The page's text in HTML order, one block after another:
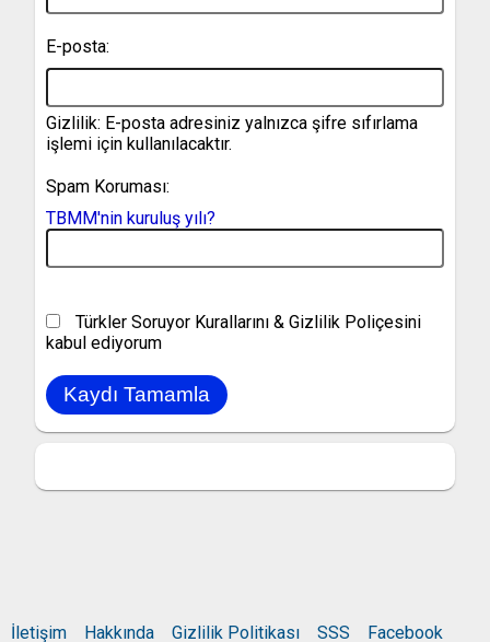
E-posta:
Gizlilik: E-posta adresiniz yalnızca şifre sıfırlama
işlemi için kullanılacaktır.
Spam Koruması:
TBMM'nin kuruluş yılı?
Türkler Soruyor Kurallarını & Gizlilik Poliçesini
kabul ediyorum
İletişim Hakkında Gizlilik Politikası SSS Facebook